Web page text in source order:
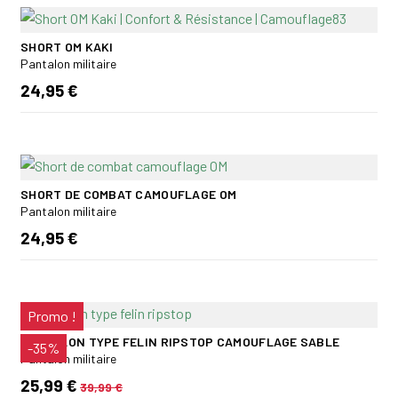
SHORT OM KAKI
Pantalon militaire
24,95 €
SHORT DE COMBAT CAMOUFLAGE OM
Pantalon militaire
24,95 €
Promo !
-35%
PANTALON TYPE FELIN RIPSTOP CAMOUFLAGE SABLE
Pantalon militaire
25,99 € 39,99 €